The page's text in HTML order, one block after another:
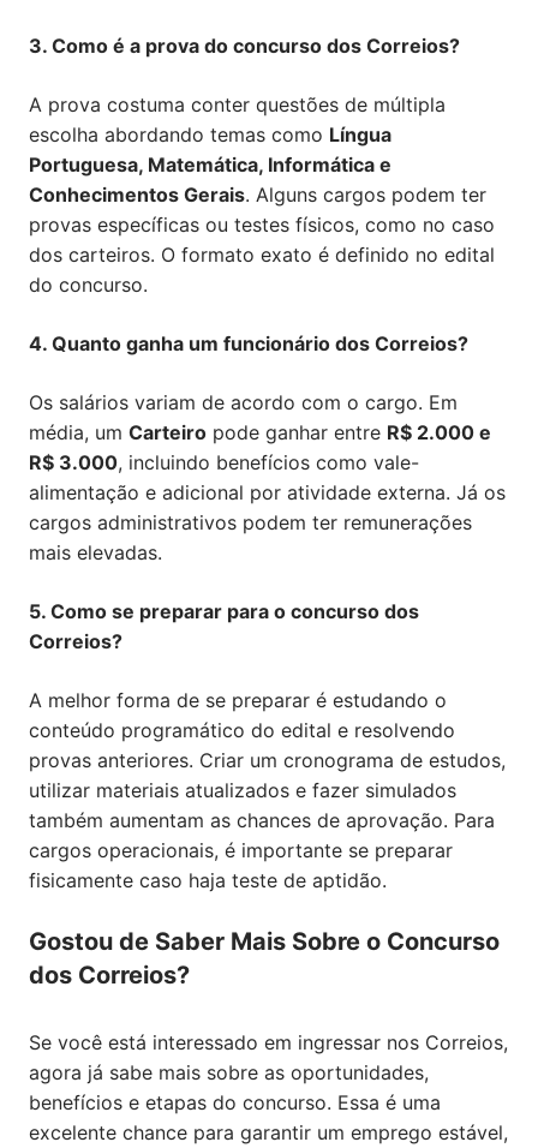
3. Como é a prova do concurso dos Correios?
A prova costuma conter questões de múltipla
escolha abordando temas como Língua
Portuguesa, Matemática, Informática e
Conhecimentos Gerais. Alguns cargos podem ter
provas específicas ou testes físicos, como no caso
dos carteiros. O formato exato é definido no edital
do concurso.
4. Quanto ganha um funcionário dos Correios?
Os salários variam de acordo com o cargo. Em
média, um Carteiro pode ganhar entre R$ 2.000 e
R$ 3.000, incluindo benefícios como vale-
alimentação e adicional por atividade externa. Já os
cargos administrativos podem ter remunerações
mais elevadas.
5. Como se preparar para o concurso dos
Correios?
A melhor forma de se preparar é estudando o
conteúdo programático do edital e resolvendo
provas anteriores. Criar um cronograma de estudos,
utilizar materiais atualizados e fazer simulados
também aumentam as chances de aprovação. Para
cargos operacionais, é importante se preparar
fisicamente caso haja teste de aptidão.
Gostou de Saber Mais Sobre o Concurso
dos Correios?
Se você está interessado em ingressar nos Correios,
agora já sabe mais sobre as oportunidades,
benefícios e etapas do concurso. Essa é uma
excelente chance para garantir um emprego estável,